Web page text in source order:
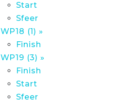
Start
Sfeer
WP18 (1) »
Finish
WP19 (3) »
Finish
Start
Sfeer